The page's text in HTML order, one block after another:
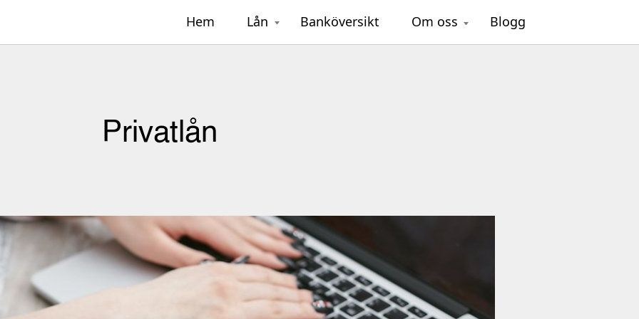
Hem Lån Banköversikt Om oss Blogg
Privatlån